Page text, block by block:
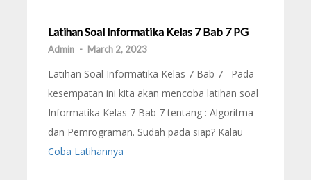
Latihan Soal Informatika Kelas 7 Bab 7 PG
Admin - March 2, 2023
Latihan Soal Informatika Kelas 7 Bab 7 Pada
kesempatan ini kita akan mencoba latihan soal
Informatika Kelas 7 Bab 7 tentang : Algoritma
dan Pemrograman. Sudah pada siap? Kalau
Coba Latihannya